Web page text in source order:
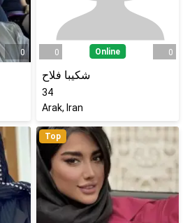
0 0 Online 0
شکیبا فلاح
34
Arak, Iran
Top